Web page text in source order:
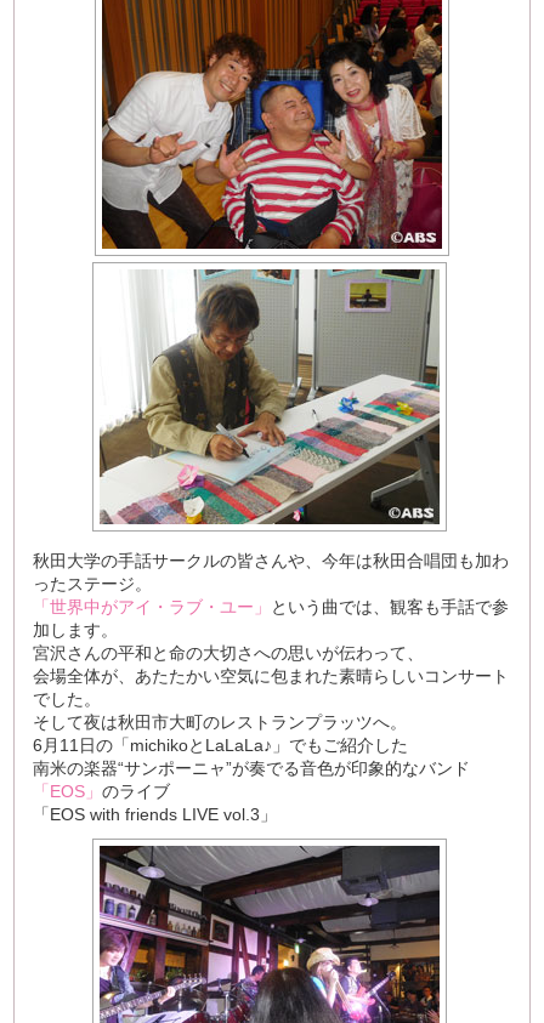
秋田大学の手話サークルの皆さんや、今年は秋田合唱団も加わ
ったステージ。
「世界中がアイ・ラブ・ユー」
という曲では、観客も手話で参
加します。
宮沢さんの平和と命の大切さへの思いが伝わって、
会場全体が、あたたかい空気に包まれた素晴らしいコンサート
でした。
そして夜は秋田市大町のレストランプラッツへ。
6月11日の「michikoとLaLaLa♪」でもご紹介した
南米の楽器“サンポーニャ”が奏でる音色が印象的なバンド
「EOS」のライブ
「EOS with friends LIVE vol.3」